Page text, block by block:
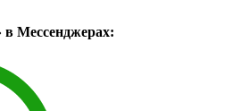
Мессенджерах: